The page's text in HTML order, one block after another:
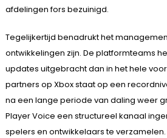
afdelingen fors bezuinigd.
Tegelijkertijd benadrukt het
ontwikkelingen zijn. De platformteams
updates uitgebracht dan in het hele
partners op Xbox staat op een
na een lange periode van daling weer
Player Voice een structureel kanaal
spelers en ontwikkelaars te verzamelen.